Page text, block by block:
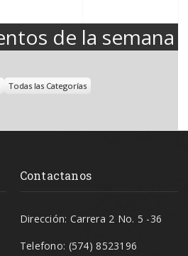
de la semana
Todas las Categorías
Contactanos
Dirección: Carrera 2 No. 5 -36
Telefono: (574) 8523196